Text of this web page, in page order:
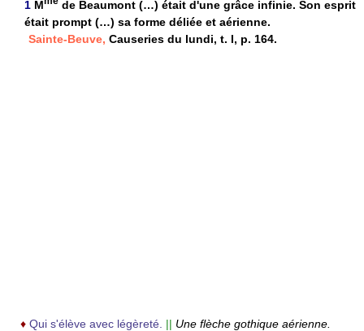
1 M
de Beaumont (…) était d'une grâce infinie. Son esprit
était prompt (…) sa forme déliée et aérienne.
Sainte-Beuve, Causeries du lundi, t. I, p. 164.
♦ Qui s'élève avec légèreté. || Une flèche gothique aérienne.